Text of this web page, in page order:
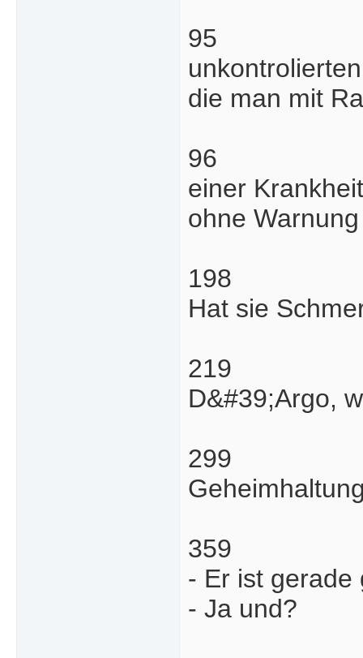
95
die man mit
96
einer
ohne
198
Hat sie
219
D&#39;Argo,
299
359
- Er ist gerade
- Ja und?